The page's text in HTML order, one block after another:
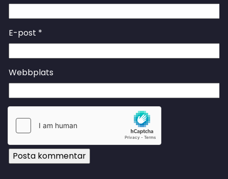
E-post *
Webbplats